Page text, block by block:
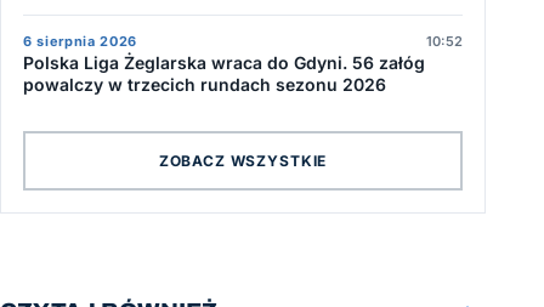
6 sierpnia 2026 10:52
Polska Liga Żeglarska wraca do Gdyni. 56 załóg
powalczy w trzecich rundach sezonu 2026
ZOBACZ WSZYSTKIE